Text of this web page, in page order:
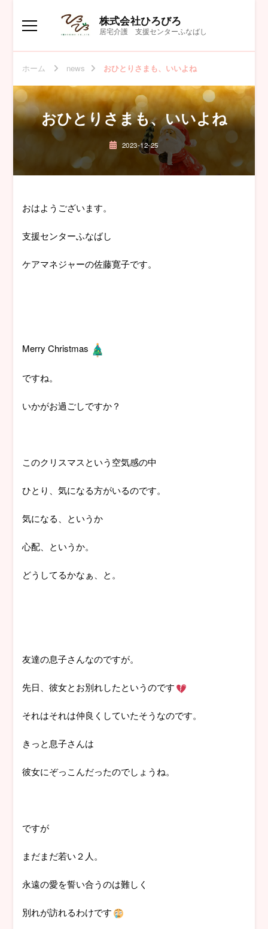
株式会社ひろびろ
居宅介護 支援センターふなばし
ホーム news おひとりさまも、いいよね
おひとりさまも、いいよね
2023-12-25
おはようございます。
支援センターふなばし
ケアマネジャーの佐藤寛子です。
Merry Christmas
ですね。
いかがお過ごしですか？
このクリスマスという空気感の中
ひとり、気になる方がいるのです。
気になる、というか
心配、というか。
どうしてるかなぁ、と。
友達の息子さんなのですが。
先日、彼女とお別れしたというのです
それはそれは仲良くしていたそうなのです。
きっと息子さんは
彼女にぞっこんだったのでしょうね。
ですが
まだまだ若い２人。
永遠の愛を誓い合うのは難しく
別れが訪れるわけです